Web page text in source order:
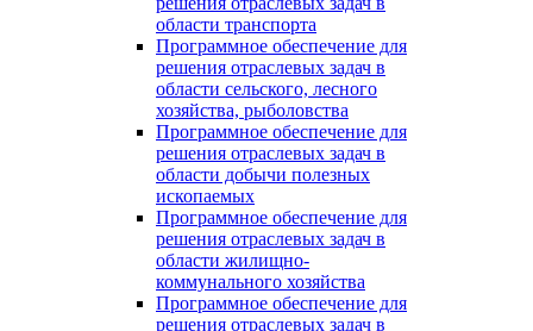
области транспорта
Программное обеспечение для
решения отраслевых задач в
области сельского, лесного
хозяйства, рыболовства
Программное обеспечение для
решения отраслевых задач в
области добычи полезных
ископаемых
Программное обеспечение для
решения отраслевых задач в
области жилищно-
коммунального хозяйства
Программное обеспечение для
решения отраслевых задач в